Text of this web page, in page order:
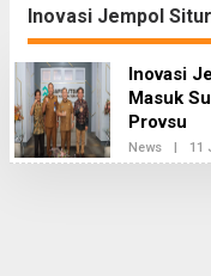
Nugroho Terkait
Kasus Notifikasi
Perbankan
Inovasi Jempol
Inovasi
Masuk
Provsu
News | 11